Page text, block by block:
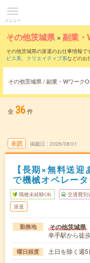
メニュー
その他茨城県 ×副業・
その他茨城県の派遣のお仕事情報で
ビス系、 クリエイティブ系などのお
その他茨城県 / 副業・Wワーク
全 36件
未読 掲載日 2026/08/01
【長期×無料送
で機械オペレー
職種未経験OK 交通費別
派遣
勤務地 その他茨城県
幸手駅から徒
曜日頻度 土日を除く週